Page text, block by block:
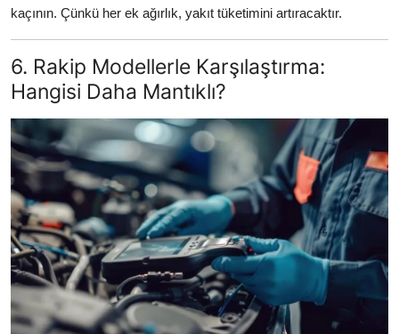
kaçının. Çünkü her ek ağırlık, yakıt tüketimini artıracaktır.
6. Rakip Modellerle Karşılaştırma:
Hangisi Daha Mantıklı?